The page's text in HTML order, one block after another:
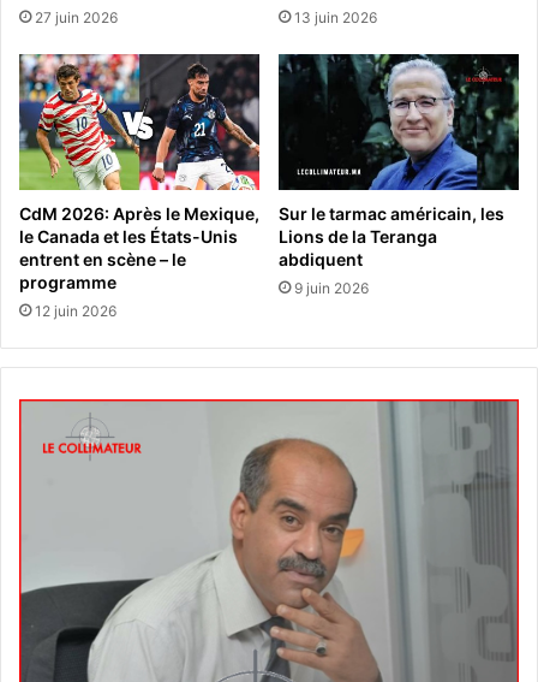
27 juin 2026 13 juin 2026
CdM 2026: Après le Mexique,
le Canada et les États-Unis
entrent en scène – le
programme
12 juin 2026
Sur le tarmac américain, les
Lions de la Teranga
abdiquent
9 juin 2026